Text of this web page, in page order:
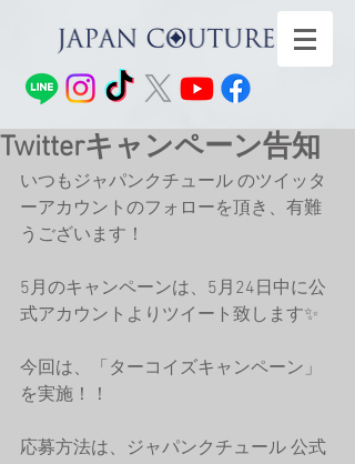
Twitterキャンペーン告知
いつもジャパンクチュール のツイッタ
ーアカウントのフォローを頂き、有難
うございます！
5月のキャンペーンは、5月24日中に公
式アカウントよりツイート致します✨
今回は、「ターコイズキャンペーン」
を実施！！
応募方法は、ジャパンクチュール 公式